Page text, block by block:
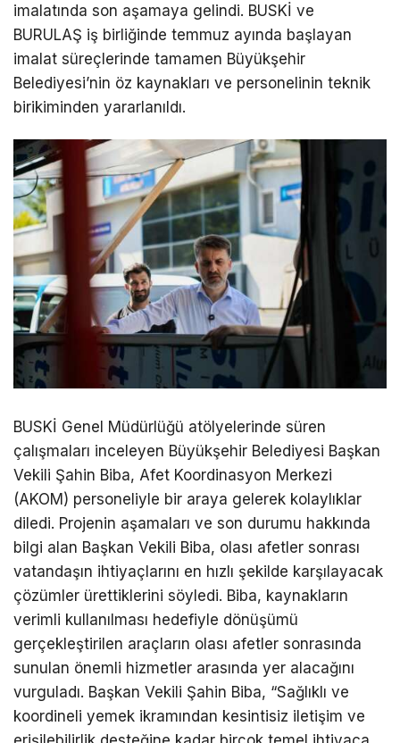
imalatında son aşamaya gelindi. BUSKİ ve
BURULAŞ iş birliğinde temmuz ayında başlayan
imalat süreçlerinde tamamen Büyükşehir
Belediyesi’nin öz kaynakları ve personelinin teknik
birikiminden yararlanıldı.
BUSKİ Genel Müdürlüğü atölyelerinde süren
çalışmaları inceleyen Büyükşehir Belediyesi Başkan
Vekili Şahin Biba, Afet Koordinasyon Merkezi
(AKOM) personeliyle bir araya gelerek kolaylıklar
diledi. Projenin aşamaları ve son durumu hakkında
bilgi alan Başkan Vekili Biba, olası afetler sonrası
vatandaşın ihtiyaçlarını en hızlı şekilde karşılayacak
çözümler ürettiklerini söyledi. Biba, kaynakların
verimli kullanılması hedefiyle dönüşümü
gerçekleştirilen araçların olası afetler sonrasında
sunulan önemli hizmetler arasında yer alacağını
vurguladı. Başkan Vekili Şahin Biba, “Sağlıklı ve
koordineli yemek ikramından kesintisiz iletişim ve